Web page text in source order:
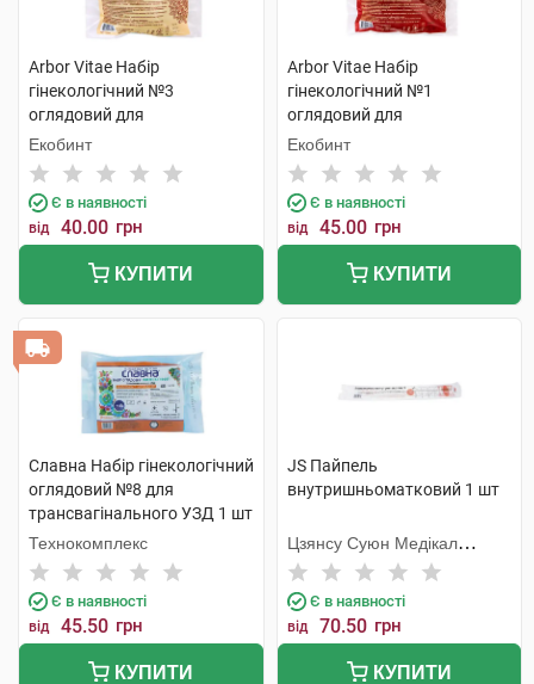
Arbor Vitae Набір
гінекологічний №3
оглядовий для
одноразового використання
1 шт
Екобинт
Є в наявності
від 40.00 грн
КУПИТИ
Arbor Vitae Набір
гінекологічний №1
оглядовий для
одноразового використання
1 шт
Екобинт
Є в наявності
від 45.00 грн
КУПИТИ
Славна Набір гінекологічний
оглядовий №8 для
трансвагінального УЗД 1 шт
Технокомплекс
Є в наявності
від 45.50 грн
КУПИТИ
JS Пайпель
внутришньоматковий 1 шт
Цзянсу Суюн Медікал
Метіріалс
Є в наявності
від 70.50 грн
КУПИТИ